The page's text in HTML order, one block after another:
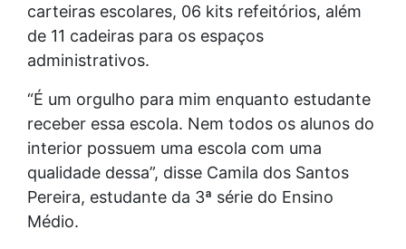
carteiras escolares, 06 kits refeitórios, além
de 11 cadeiras para os espaços
administrativos.
“É um orgulho para mim enquanto estudante
receber essa escola. Nem todos os alunos do
interior possuem uma escola com uma
qualidade dessa”, disse Camila dos Santos
Pereira, estudante da 3ª série do Ensino
Médio.